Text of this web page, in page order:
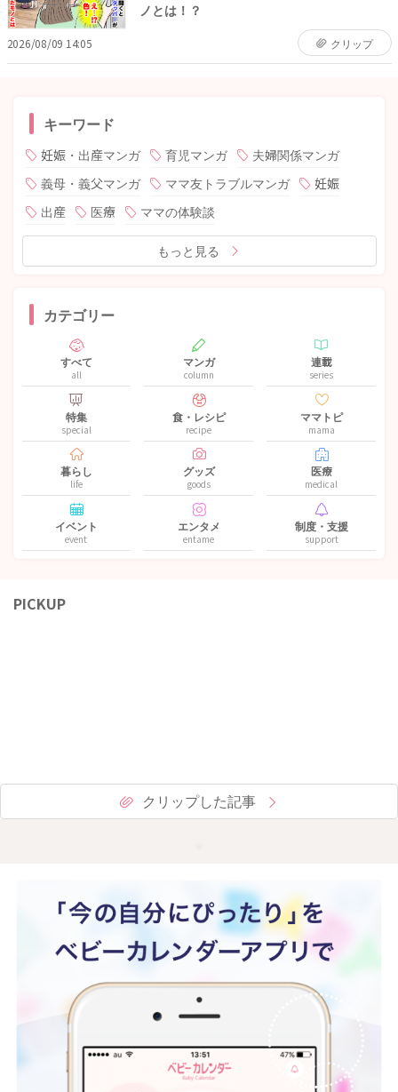
ノとは！？
2026/08/09 14:05 クリップ
キーワード
妊娠・出産マンガ 育児マンガ
夫婦関係マンガ
義母・義父マンガ
ママ友トラブルマンガ
妊娠
出産
医療 ママの体験談
もっと見る
カテゴリー
すべて
all
マンガ
column
連載
series
特集
special
食・レシピ
recipe
ママトピ
mama
暮らし
life
グッズ
goods
医療
medical
イベント
event
エンタメ
entame
制度・支援
support
PICKUP
クリップした記事